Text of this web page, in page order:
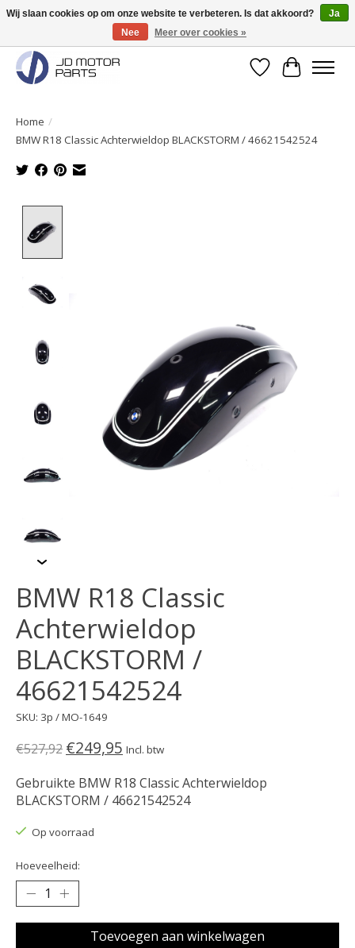
Originele onderdelen direct uit voorraad leverbaar!
Verlanglijst
Home /
BMW R18 Classic Achterwieldop BLACKSTORM / 46621542524
BMW R18 Classic
Achterwieldop
BLACKSTORM /
46621542524
SKU: 3p / MO-1649
€527,92 €249,95 Incl. btw
Gebruikte BMW R18 Classic Achterwieldop
BLACKSTORM / 46621542524
Op voorraad
Hoeveelheid:
Toevoegen aan winkelwagen
Wij slaan cookies op om onze website te verbeteren. Is dat akkoord?
Ja
Nee
Meer over cookies »